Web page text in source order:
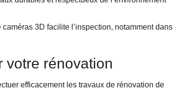
caméras 3D facilite l’inspection, notamment dans
votre rénovation
efficacement les travaux de rénovation de